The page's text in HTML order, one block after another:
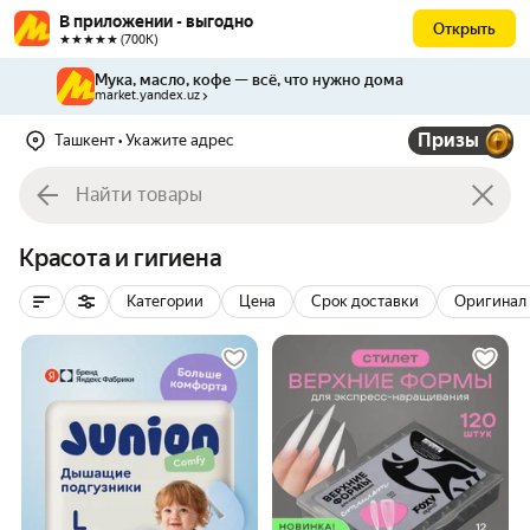
В приложении - выгодно
★★★★★ (700К)
Открыть
Мука, масло, кофе — всё, что нужно дома
market.yandex.uz
Ташкент • Укажите адрес Призы
Красота и гигиена
Категории Цена Срок доставки Оригинал